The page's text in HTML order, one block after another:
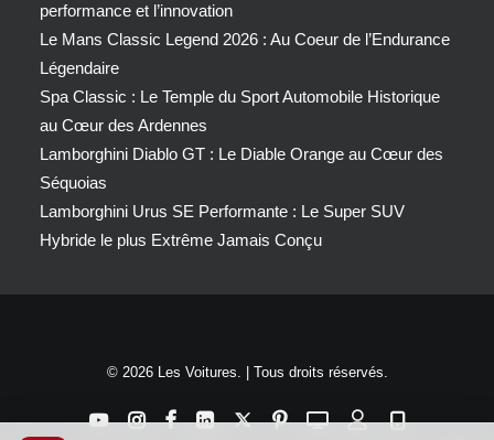
performance et l’innovation
Le Mans Classic Legend 2026 : Au Coeur de l’Endurance
Légendaire
Spa Classic : Le Temple du Sport Automobile Historique
au Cœur des Ardennes
Lamborghini Diablo GT : Le Diable Orange au Cœur des
Séquoias
Lamborghini Urus SE Performante : Le Super SUV
Hybride le plus Extrême Jamais Conçu
© 2026 Les Voitures. | Tous droits réservés.